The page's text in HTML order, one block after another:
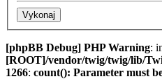
[phpBB Debug] PHP Warning:
[ROOT]/vendor/twig/twig/lib/
1266: count(): Parameter must